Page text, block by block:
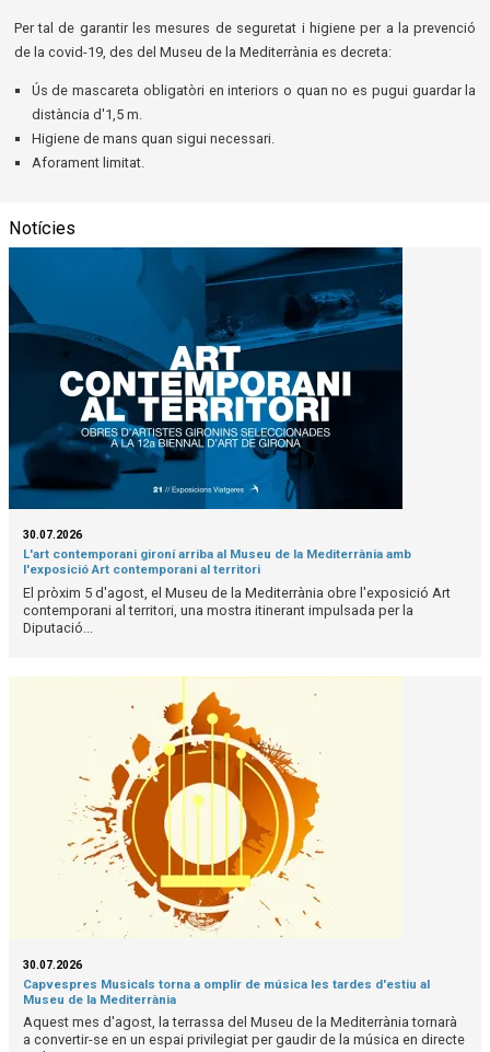
Per tal de garantir les mesures de seguretat i higiene per a la prevenció
de la covid-19, des del Museu de la Mediterrània es decreta:
Ús de mascareta obligatòri en interiors o quan no es pugui guardar la
distància d'1,5 m.
Higiene de mans quan sigui necessari.
Aforament limitat.
Notícies
30.07.2026
L'art contemporani gironí arriba al Museu de la Mediterrània amb
l'exposició Art contemporani al territori
El pròxim 5 d'agost, el Museu de la Mediterrània obre l'exposició Art
contemporani al territori, una mostra itinerant impulsada per la
Diputació...
30.07.2026
Capvespres Musicals torna a omplir de música les tardes d'estiu al
Museu de la Mediterrània
Aquest mes d'agost, la terrassa del Museu de la Mediterrània tornarà
a convertir-se en un espai privilegiat per gaudir de la música en directe